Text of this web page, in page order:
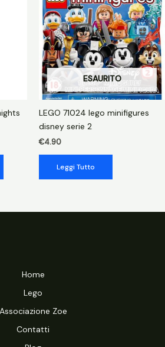
ESAURITO
LEGO 71024 lego minifigures
disney serie 2
€4.90
Leggi Tutto
Home
Lego
Associazione Zoe
Contatti